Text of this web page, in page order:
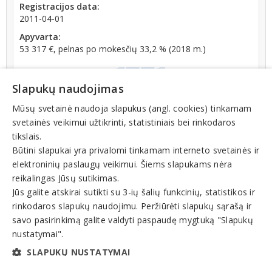
Registracijos data:
2011-04-01
Apyvarta:
53 317 €, pelnas po mokesčių 33,2 % (2018 m.)
Registrų centro informacija: įmonė ilgiau nei 12
mėnesių registro tvarkytojui nepateikė metinės
finansinės atskaitomybės dokumentų
Teisinis statusas: išregistruotas (nuo 2024-12-06)
Veiklos sritys
Kita veikla
Slapukų naudojimas
Mūsų svetainė naudoja slapukus (angl. cookies) tinkamam
svetainės veikimui užtikrinti, statistiniais bei rinkodaros
tikslais.
Būtini slapukai yra privalomi tinkamam interneto svetainės ir
elektroninių paslaugų veikimui. Šiems slapukams nėra
reikalingas Jūsų sutikimas.
Jūs galite atskirai sutikti su 3-ių šalių funkcinių, statistikos ir
rinkodaros slapukų naudojimu. Peržiūrėti slapukų sąrašą ir
savo pasirinkimą galite valdyti paspaudę mygtuką "Slapukų
nustatymai".
SLAPUKŲ NUSTATYMAI